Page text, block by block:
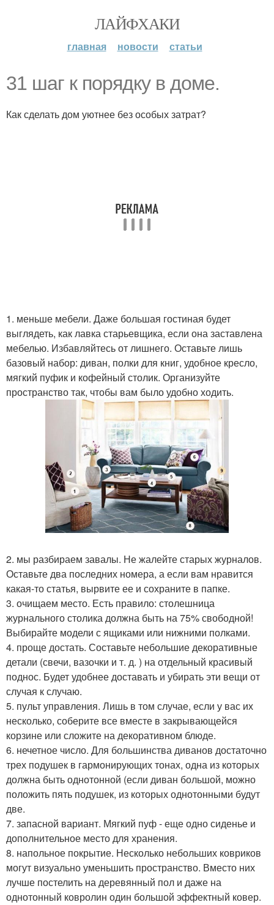
ЛАЙФХАКИ
главная новости статьи
31 шаг к порядку в доме.
Как сделать дом уютнее без особых затрат?
1. меньше мебели. Даже большая гостиная будет
выглядеть, как лавка старьевщика, если она заставлена
мебелью. Избавляйтесь от лишнего. Оставьте лишь
базовый набор: диван, полки для книг, удобное кресло,
мягкий пуфик и кофейный столик. Организуйте
пространство так, чтобы вам было удобно ходить.
2. мы разбираем завалы. Не жалейте старых журналов.
Оставьте два последних номера, а если вам нравится
какая-то статья, вырвите ее и сохраните в папке.
3. очищаем место. Есть правило: столешница
журнального столика должна быть на 75% свободной!
Выбирайте модели с ящиками или нижними полками.
4. проще достать. Составьте небольшие декоративные
детали (свечи, вазочки и т. д. ) на отдельный красивый
поднос. Будет удобнее доставать и убирать эти вещи от
случая к случаю.
5. пульт управления. Лишь в том случае, если у вас их
несколько, соберите все вместе в закрывающейся
корзине или сложите на декоративном блюде.
6. нечетное число. Для большинства диванов достаточно
трех подушек в гармонирующих тонах, одна из которых
должна быть однотонной (если диван большой, можно
положить пять подушек, из которых однотонными будут
две.
7. запасной вариант. Мягкий пуф - еще одно сиденье и
дополнительное место для хранения.
8. напольное покрытие. Несколько небольших ковриков
могут визуально уменьшить пространство. Вместо них
лучше постелить на деревянный пол и даже на
однотонный ковролин один большой эффектный ковер.